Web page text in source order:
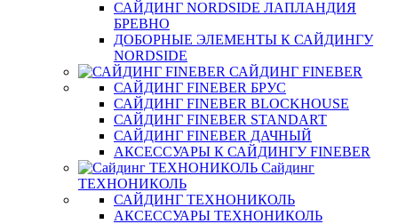
САЙДИНГ NORDSIDE ЛАПЛАНДИЯ
БРЕВНО
ДОБОРНЫЕ ЭЛЕМЕНТЫ К САЙДИНГУ
NORDSIDE
САЙДИНГ FINEBER
САЙДИНГ FINEBER БРУС
САЙДИНГ FINEBER BLOCKHOUSE
САЙДИНГ FINEBER STANDART
САЙДИНГ FINEBER ДАЧНЫЙ
АКСЕССУАРЫ К САЙДИНГУ FINEBER
Сайдинг
ТЕХНОНИКОЛЬ
САЙДИНГ ТЕХНОНИКОЛЬ
АКСЕССУАРЫ ТЕХНОНИКОЛЬ